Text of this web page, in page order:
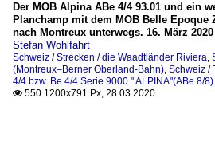
Der MOB Alpina ABe 4/4 93.01 und ein
Planchamp mit dem MOB Belle Epoque
nach Montreux unterwegs. 16. März 2020
Stefan Wohlfahrt
Schweiz / Strecken / die Waadtländer Riviera,
(Montreux–Berner Oberland-Bahn), Schweiz /
4/4 bzw. Be 4/4 Serie 9000 " ALPINA"(ABe 8/8)
 550 1200x791 Px, 28.03.2020